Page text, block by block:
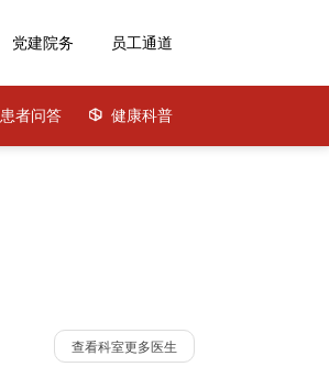
党建院务 员工通道
患者问答 健康科普
查看科室更多医生